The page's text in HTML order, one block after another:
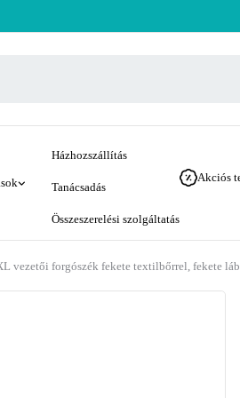
Házhozszállítás
Tanácsadás
Összeszerelési szolgáltatás
Akciós
vezetői forgószék fekete textilbőrrel, fekete